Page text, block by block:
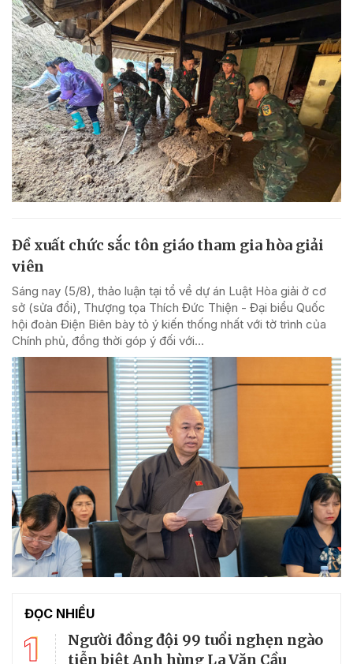
Đề xuất chức sắc tôn giáo tham gia hòa giải
viên
Sáng nay (5/8), thảo luận tại tổ về dự án Luật Hòa giải ở cơ
sở (sửa đổi), Thượng tọa Thích Đức Thiện - Đại biểu Quốc
hội đoàn Điện Biên bày tỏ ý kiến thống nhất với tờ trình của
Chính phủ, đồng thời góp ý đối với...
ĐỌC NHIỀU
1
Người đồng đội 99 tuổi nghẹn ngào
tiễn biệt Anh hùng La Văn Cầu